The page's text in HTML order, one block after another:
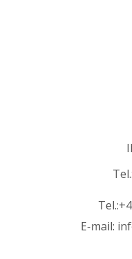
E-mail: